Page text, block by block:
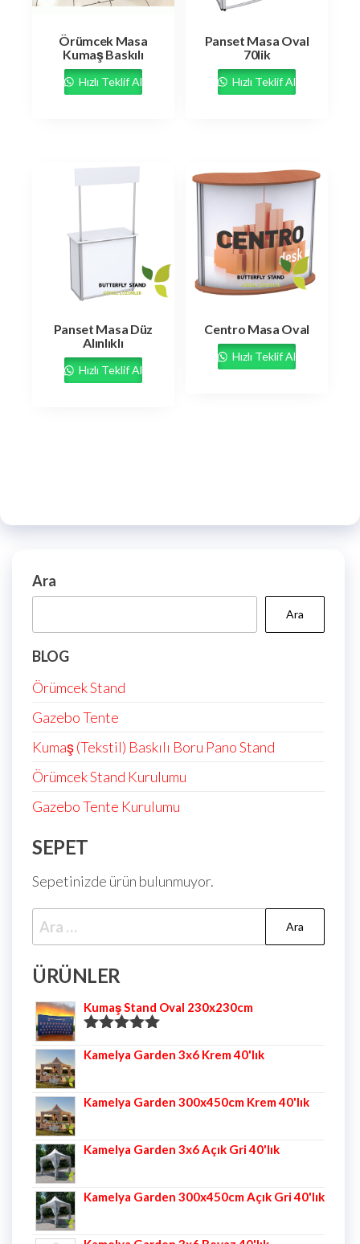
Örümcek Masa
Kumaş Baskılı
Hızlı Teklif Al
Panset Masa Oval
70lik
Hızlı Teklif Al
Panset Masa Düz
Alınlıklı
Hızlı Teklif Al
Centro Masa Oval
Hızlı Teklif Al
Ara
Ara
BLOG
Örümcek Stand
Gazebo Tente
Kumaş (Tekstil) Baskılı Boru Pano Stand
Örümcek Stand Kurulumu
Gazebo Tente Kurulumu
SEPET
Sepetinizde ürün bulunmuyor.
ÜRÜNLER
Kumaş Stand Oval 230x230cm
5.00oy aldı
Kamelya Garden 3x6 Krem 40'lık
Kamelya Garden 300x450cm Krem 40'lık
Kamelya Garden 3x6 Açık Gri 40'lık
Kamelya Garden 300x450cm Açık Gri 40'lık